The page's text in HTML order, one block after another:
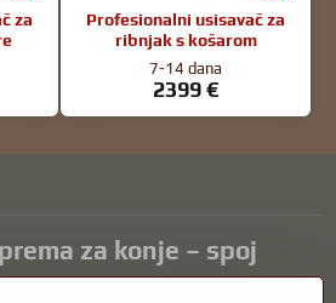
za
Profesionalni usisavač za
ribnjak s košarom
7-14 dana
2399 €
za konje – spoj